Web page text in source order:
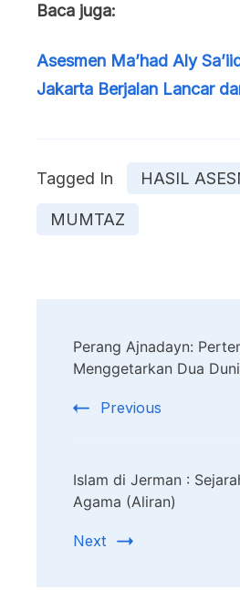
Baca juga:
Asesmen Ma’had Aly
Jakarta Berjalan Lancar
Tagged In HASIL
MUMTAZ
Navigation
Perang Ajnadayn:
Menggetarkan Dua
Previous
Islam di Jerman :
Agama (Aliran)
Next